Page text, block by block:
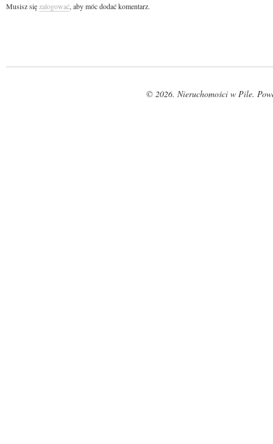
Musisz sięzalogować, aby móc dodać komentarz.
© 2026. Nieruchomości w Pile.